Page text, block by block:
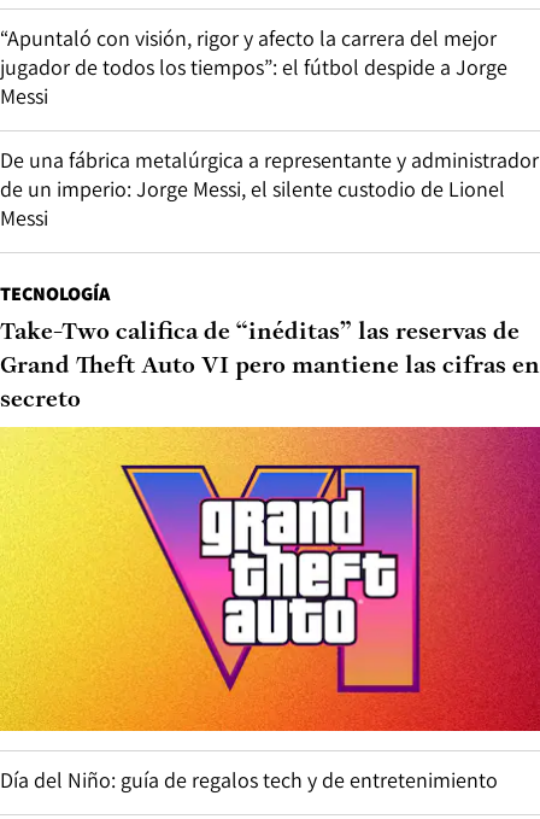
“Apuntaló con visión, rigor y afecto la carrera del mejor
jugador de todos los tiempos”: el fútbol despide a Jorge
Messi
De una fábrica metalúrgica a representante y administrador
de un imperio: Jorge Messi, el silente custodio de Lionel
Messi
TECNOLOGÍA
Take-Two califica de “inéditas” las reservas de
Grand Theft Auto VI pero mantiene las cifras en
secreto
Día del Niño: guía de regalos tech y de entretenimiento